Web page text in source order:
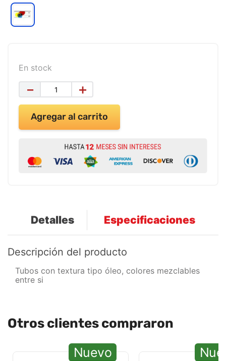
En stock
＋
－
Agregar al carrito
Detalles Especificaciones
Descripción del producto
Tubos con textura tipo óleo, colores mezclables
entre si
Otros clientes compraron
Nuevo